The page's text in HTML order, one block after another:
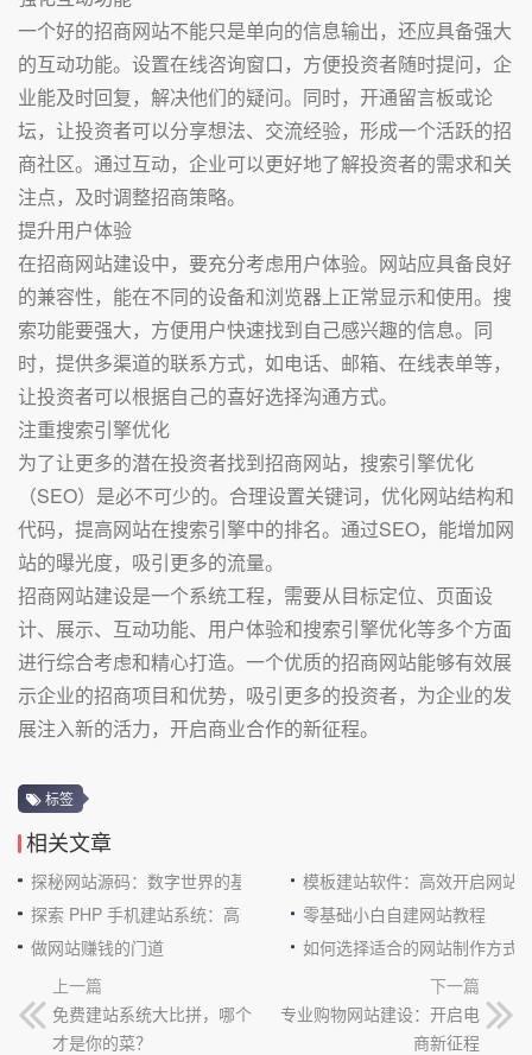
一个好的招商网站不能只是单向的信息输出，还应具备强大
的互动功能。设置在线咨询窗口，方便投资者随时提问，企
业能及时回复，解决他们的疑问。同时，开通留言板或论
坛，让投资者可以分享想法、交流经验，形成一个活跃的招
商社区。通过互动，企业可以更好地了解投资者的需求和关
注点，及时调整招商策略。
提升用户体验
在招商网站建设中，要充分考虑用户体验。网站应具备良好
的兼容性，能在不同的设备和浏览器上正常显示和使用。搜
索功能要强大，方便用户快速找到自己感兴趣的信息。同
时，提供多渠道的联系方式，如电话、邮箱、在线表单等，
让投资者可以根据自己的喜好选择沟通方式。
注重搜索引擎优化
为了让更多的潜在投资者找到招商网站，搜索引擎优化
（SEO）是必不可少的。合理设置关键词，优化网站结构和
代码，提高网站在搜索引擎中的排名。通过SEO，能增加网
站的曝光度，吸引更多的流量。
招商网站建设是一个系统工程，需要从目标定位、页面设
计、展示、互动功能、用户体验和搜索引擎优化等多个方面
进行综合考虑和精心打造。一个优质的招商网站能够有效展
示企业的招商项目和优势，吸引更多的投资者，为企业的发
展注入新的活力，开启商业合作的新征程。
标签
相关文章
探秘网站源码：数字世界的基石
模板建站软件：高效开启网站
探索 PHP 手机建站系统：高效与便捷的完美结合零基础小白自建网站教程
做网站赚钱的门道
如何选择适合的网站制作方式
上一篇
免费建站系统大比拼，哪个
才是你的菜？
下一篇
专业购物网站建设：开启电
商新征程